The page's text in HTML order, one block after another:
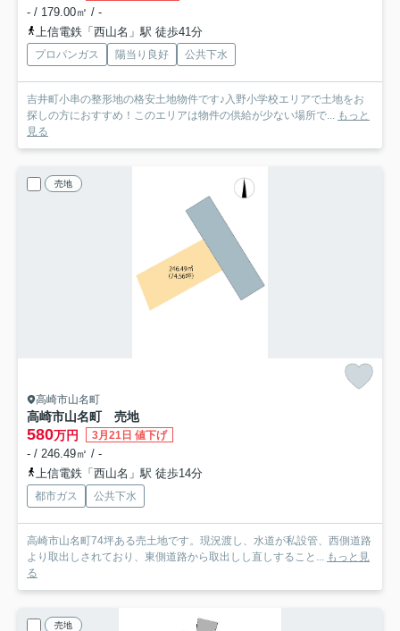
- / 179.00㎡ / -
上信電鉄「西山名」駅 徒歩41分
プロパンガス 陽当り良好 公共下水
吉井町小串の整形地の格安土地物件です♪入野小学校エリアで土地をお
探しの方におすすめ！このエリアは物件の供給が少ない場所で...
もっと
見る
売地
高崎市山名町
高崎市山名町 売地
580万円 3月21日 値下げ
- / 246.49㎡ / -
上信電鉄「西山名」駅 徒歩14分
都市ガス 公共下水
高崎市山名町74坪ある売土地です。現況渡し、水道が私設管、西側道路
より取出しされており、東側道路から取出しし直しすること... もっと見
る
売地